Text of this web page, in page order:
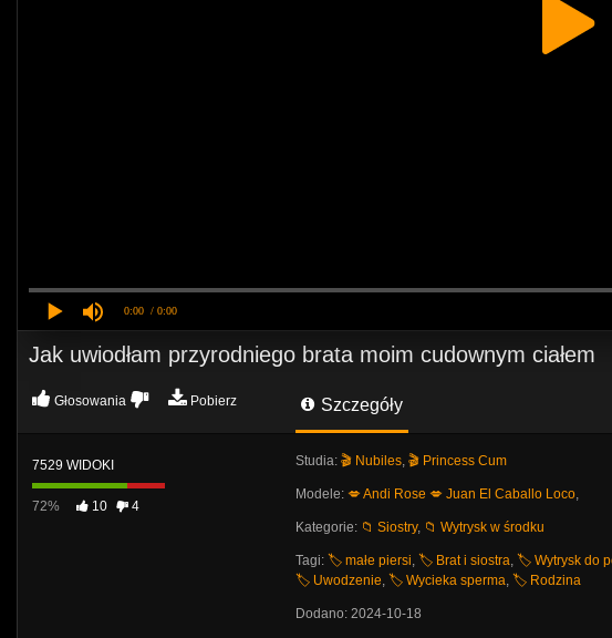
0:00 / 0:00
Jak uwiodłam przyrodniego brata moim cudownym ciałem
Głosowania Pobierz Szczegóły
7529 WIDOKI
72% 10 4
Studia: 🎬 Nubiles, 🎬 Princess Cum
Modele: 💋 Andi Rose 💋 Juan El Caballo Loco,
Kategorie: 📁 Siostry, 📁 Wytrysk w środku
Tagi: 🏷️ małe piersi, 🏷️ Brat i siostra, 🏷️ Wytrysk do
🏷️ Uwodzenie, 🏷️ Wycieka sperma, 🏷️ Rodzina
Dodano: 2024-10-18